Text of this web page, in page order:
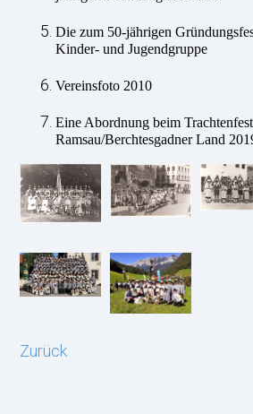
Die zum 50-jährigen
Kinder- und Jugendgruppe
Vereinsfoto 2010
Eine Abordnung beim
Ramsau/Berchtesgadner Land
Zurück